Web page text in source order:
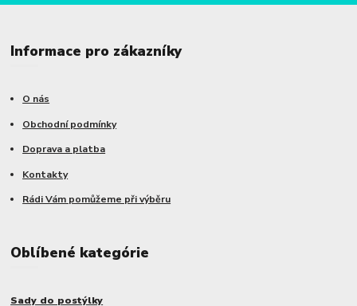
Informace pro zákazníky
O nás
Obchodní podmínky
Doprava a platba
Kontakty
Rádi Vám pomůžeme při výběru
Oblíbené kategórie
Sady do postýlky